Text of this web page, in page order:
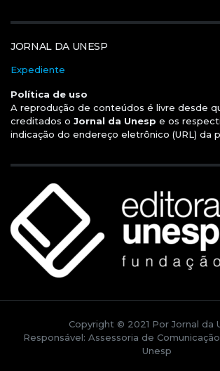
JORNAL DA UNESP
Expediente
Política de uso
A reprodução de conteúdos é livre desde
creditados o Jornal da Unesp e os
indicação do endereço eletrônico (URL) da
Copyright © 2021 Por Jornal da
Responsável: Assessoria de
Unesp